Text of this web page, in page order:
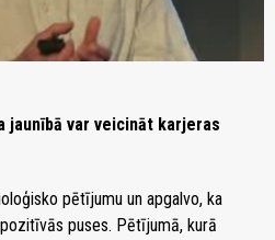
jaunībā var veicināt karjeras
pētījumu un apgalvo, ka
puses. Pētījumā, kurā